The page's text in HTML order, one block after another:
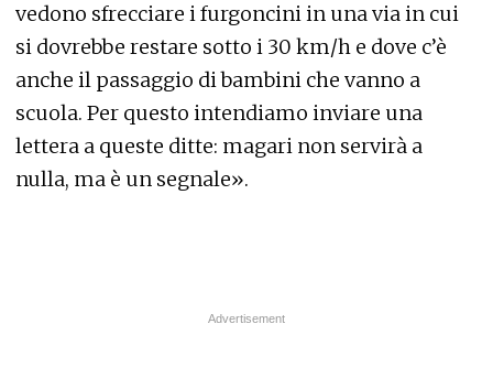
vedono sfrecciare i furgoncini in una via in cui
si dovrebbe restare sotto i 30 km/h e dove c’è
anche il passaggio di bambini che vanno a
scuola. Per questo intendiamo inviare una
lettera a queste ditte: magari non servirà a
nulla, ma è un segnale».